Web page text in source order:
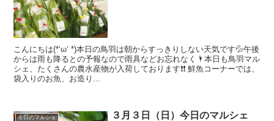
こんにちは(*‘ω‘ *)本日の鳥羽は朝からすっきりしない天気です💦午後
からは雨も降るとの予報なので雨具などお忘れなく🌂本日も鳥羽マル
シェ、たくさんの農水産物が入荷しております❗❗ 鮮魚コーナーでは、
袋入りのお魚、お造り...
今日のマルシェ ３月３日（日）今日のマルシェ